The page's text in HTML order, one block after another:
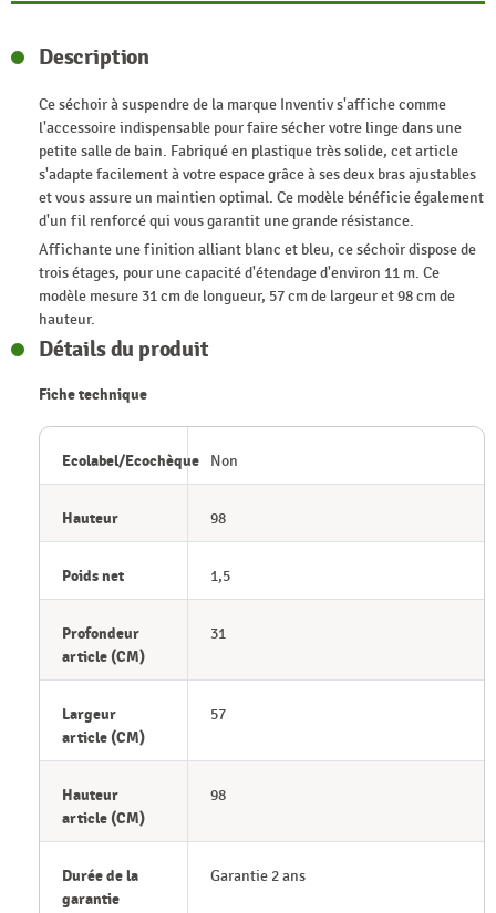
Description
Ce séchoir à suspendre de la marque Inventiv s'affiche comme
l'accessoire indispensable pour faire sécher votre linge dans une
petite salle de bain. Fabriqué en plastique très solide, cet article
s'adapte facilement à votre espace grâce à ses deux bras ajustables
et vous assure un maintien optimal. Ce modèle bénéficie également
d'un fil renforcé qui vous garantit une grande résistance.
Affichante une finition alliant blanc et bleu, ce séchoir dispose de
trois étages, pour une capacité d'étendage d'environ 11 m. Ce
modèle mesure 31 cm de longueur, 57 cm de largeur et 98 cm de
hauteur.
Détails du produit
Fiche technique
Ecolabel/Ecochèque Non
Hauteur 98
Poids net 1,5
Profondeur
article (CM)
31
Largeur
article (CM)
57
Hauteur
article (CM)
98
Durée de la
garantie
Garantie 2 ans